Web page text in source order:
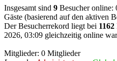
Insgesamt sind 9 Besucher online:
Gäste (basierend auf den aktiven
Der Besucherrekord liegt bei 1162
2026, 03:09 gleichzeitig online
Mitglieder: 0 Mitglieder